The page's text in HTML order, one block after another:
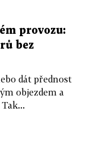
provozu:
bez
dát přednost
objezdem a